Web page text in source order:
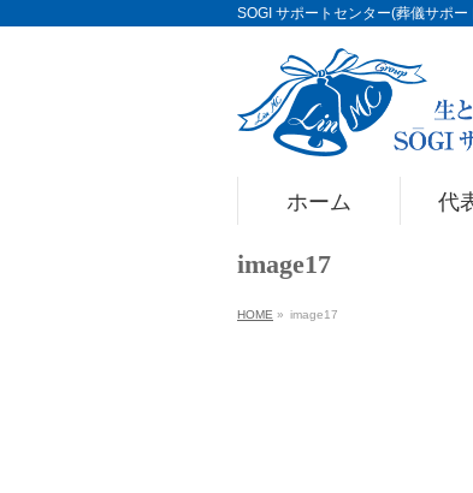
SOGI サポートセンター(葬儀サポ
ホーム 代
image17
HOME » image17